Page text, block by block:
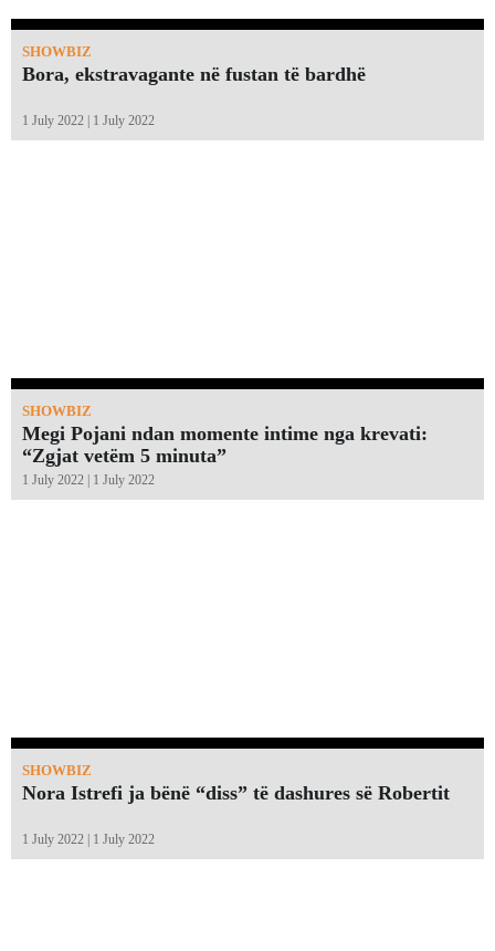
SHOWBIZ
Bora, ekstravagante në fustan të bardhë
1 July 2022 | 1 July 2022
SHOWBIZ
Megi Pojani ndan momente intime nga krevati:
“Zgjat vetëm 5 minuta”￼
1 July 2022 | 1 July 2022
SHOWBIZ
Nora Istrefi ja bënë “diss” të dashures së Robertit
1 July 2022 | 1 July 2022